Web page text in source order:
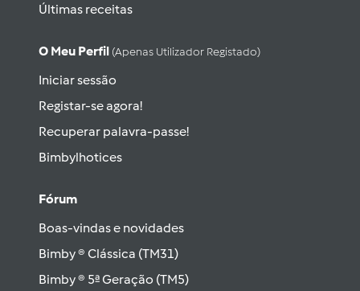
Últimas receitas
O Meu Perfil (apenas Utilizador Registado)
Iniciar sessão
Registar-se agora!
Recuperar palavra-passe!
Bimbylhotices
Fórum
Boas-vindas e novidades
Bimby ® Clássica (TM31)
Bimby ® 5ª Geração (TM5)